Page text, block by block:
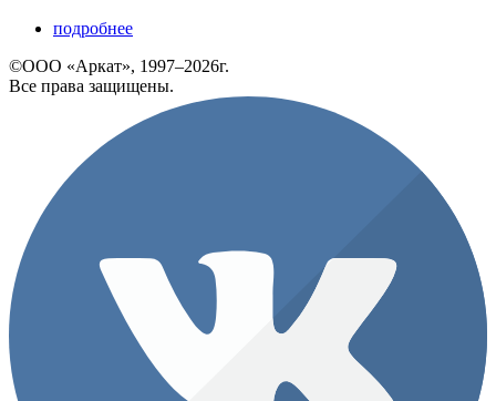
подробнее
©ООО «Аркат», 1997–2026г.
Все права защищены.